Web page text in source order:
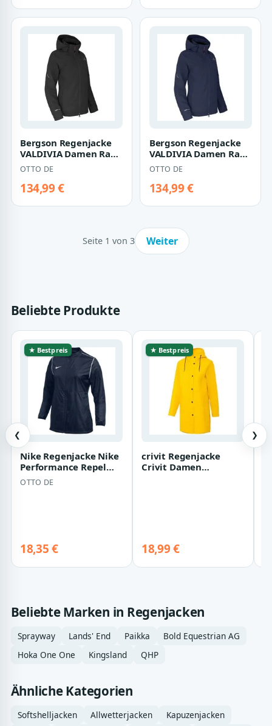
Bergson Regenjacke
VALDIVIA Damen Rad-
Regenjacke,
Netzfutter, 12000
mm…
OTTO DE
134,99 €
Bergson Regenjacke
VALDIVIA Damen Rad-
Regenjacke,
Netzfutter, 12000
mm…
OTTO DE
134,99 €
Seite 1 von 3 Weiter
Beliebte Produkte
❮
★ Bestpreis
Nike Regenjacke Nike
Performance Repel
Park20 Regenjacke
Damen Atmungs…
OTTO DE
18,35 €
★ Bestpreis
crivit Regenjacke
Crivit Damen
18,99 €
❯
Beliebte Marken in Regenjacken
Sprayway Lands' End Paikka
Bold Equestrian AG
Hoka One One
Kingsland QHP
Ähnliche Kategorien
Softshelljacken Allwetterjacken
Kapuzenjacken